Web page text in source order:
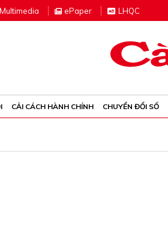
Multimedia ePaper LHQC
CẢI CÁCH HÀNH CHÍNH CHUYỂN ĐỔI SỐ